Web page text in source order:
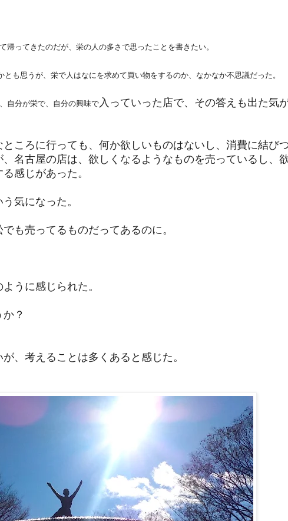
ってきたのだが、栄の人の多さで思ったことを書きたい。
も思うが、栄で人はなにを求めて買い物をするのか、なかなか不思議だった。
自分が栄で、自分の興味で入っていった店で、その答えも出た気
ころに行っても、何か欲しいものはないし、消費に結び
名古屋の店は、欲しくなるようなものを売っているし、
感じがあった。
気になった。
も売ってるものだってあるのに。
うに感じられた。
？
、考えることは多くあると感じた。